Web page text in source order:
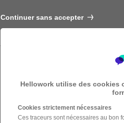
Continuer sans accepter
Hellowork utilise des cookies
Cookies strictement nécessaires
Ces traceurs sont nécessaires au bon